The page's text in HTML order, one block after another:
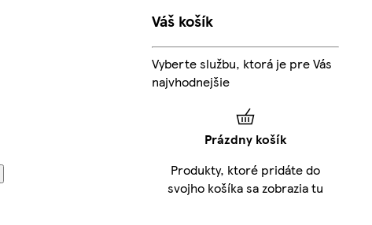
Váš košík
Vyberte službu, ktorá je pre Vás
najvhodnejšie
Prázdny košík
Produkty, ktoré pridáte do
svojho košíka sa zobrazia tu